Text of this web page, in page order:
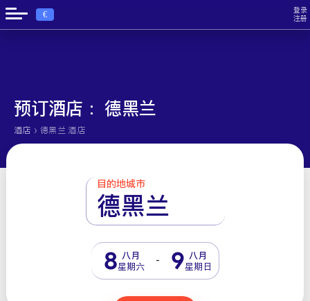
€
登录
注册
预订酒店： 德黑兰
酒店 › 德黑兰 酒店
目的地城市
德黑兰
8 八月
星期六
- 9 八月
星期日